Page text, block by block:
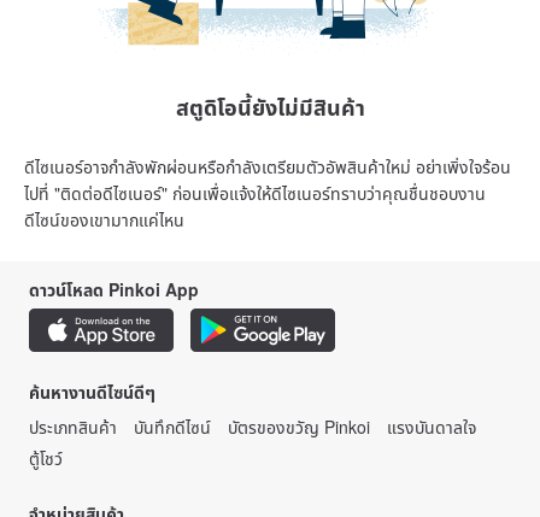
สตูดิโอนี้ยังไม่มีสินค้า
ดีไซเนอร์อาจกำลังพักผ่อนหรือกำลังเตรียมตัวอัพสินค้าใหม่ อย่าเพิ่งใจร้อน
ไปที่ "ติดต่อดีไซเนอร์" ก่อนเพื่อแจ้งให้ดีไซเนอร์ทราบว่าคุณชื่นชอบงาน
ดีไซน์ของเขามากแค่ไหน
ดาวน์โหลด Pinkoi App
ค้นหางานดีไซน์ดีๆ
ประเภทสินค้า
บันทึกดีไซน์ บัตรของขวัญ Pinkoi
แรงบันดาลใจ
ตู้โชว์